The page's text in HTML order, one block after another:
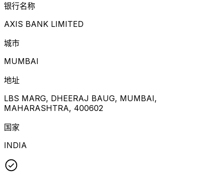
银行名称
AXIS BANK LIMITED
城市
MUMBAI
地址
LBS MARG, DHEERAJ BAUG, MUMBAI,
MAHARASHTRA, 400602
国家
INDIA